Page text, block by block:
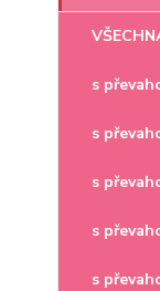
s
s
s
s
s